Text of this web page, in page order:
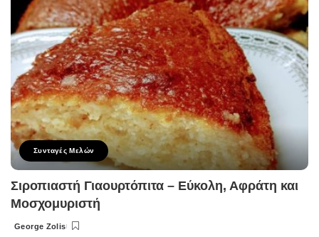
Συνταγές Μελών
Σιροπιαστή Γιαουρτόπιτα – Εύκολη, Αφράτη και
Μοσχομυριστή
Posted
George Zolis